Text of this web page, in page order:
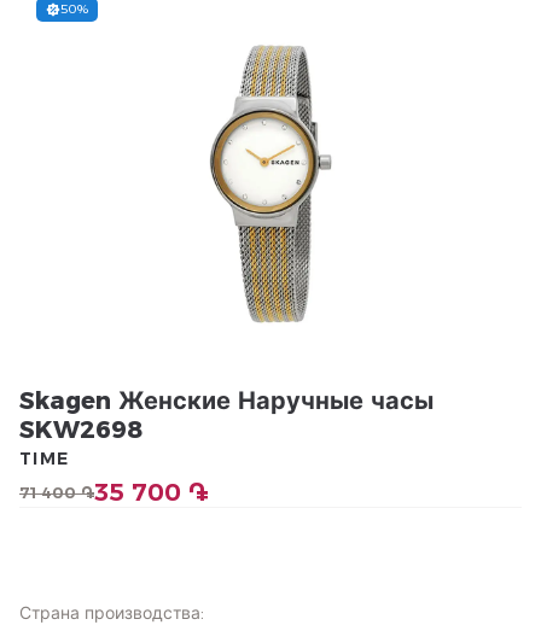
50%
Skagen Женские Наручные часы
SKW2698
71 400 ֏35 700 ֏
TIME
Страна производства: